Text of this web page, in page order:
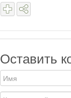
Оставить